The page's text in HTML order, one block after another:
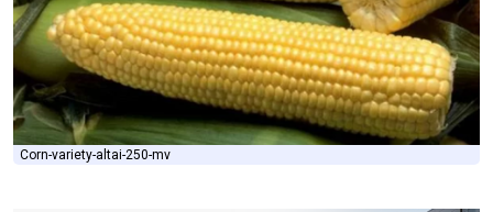
Corn-variety-altai-250-mv